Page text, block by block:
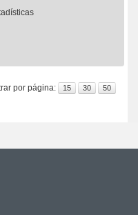
por página: 15 30
50